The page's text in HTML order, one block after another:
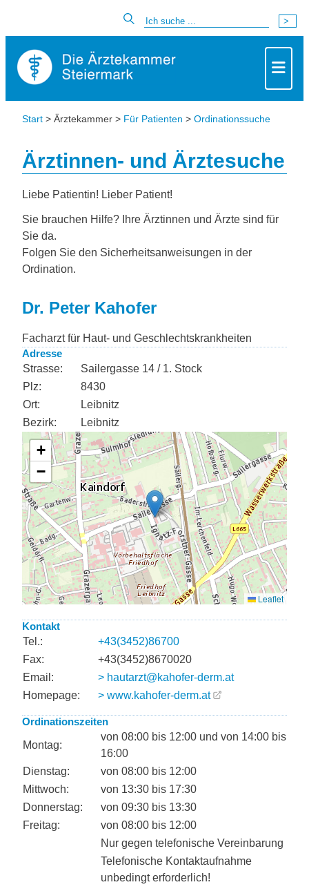
Start > Ärztekammer > Für Patienten > Ordinationssuche
Ärztinnen- und Ärztesuche
Liebe Patientin! Lieber Patient!
Sie brauchen Hilfe? Ihre Ärztinnen und Ärzte sind für
Sie da.
Folgen Sie den Sicherheitsanweisungen in der
Ordination.
Dr. Peter Kahofer
Facharzt für Haut- und Geschlechtskrankheiten
Adresse
Strasse:
Sailergasse 14 / 1. Stock
Plz:
8430
Ort:
Leibnitz
Bezirk:
Leibnitz
Kontakt
Tel.:
+43(3452)86700
Fax:
+43(3452)8670020
Email:
> hautarzt@kahofer-derm.at
Homepage:
> www.kahofer-derm.at
Ordinationszeiten
Montag:
von 08:00 bis 12:00 und von 14:00 bis
16:00
Dienstag:
von 08:00 bis 12:00
Mittwoch:
von 13:30 bis 17:30
Donnerstag:
von 09:30 bis 13:30
Freitag:
von 08:00 bis 12:00
Nur gegen telefonische Vereinbarung
Telefonische Kontaktaufnahme
unbedingt erforderlich!